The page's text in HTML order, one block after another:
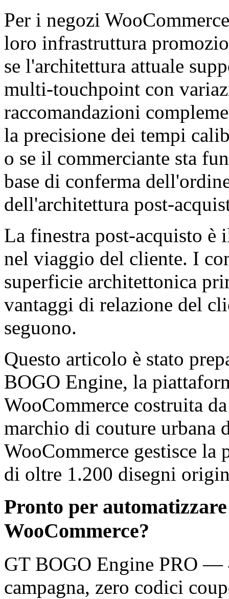
Per i negozi
loro infrastruttura
se l'architettura attuale
multi-touchpoint con
raccomandazioni
la precisione dei tempi
o se il commerciante sta
base di conferma
dell'architettura post-
La finestra post-acquisto
nel viaggio del cliente. I
superficie architettonica
vantaggi di relazione del
seguono.
Questo articolo è stato
BOGO Engine, la
WooCommerce costruita
marchio di couture urbana
WooCommerce gestisce la
di oltre 1.200 disegni
Pronto per
WooCommerce?
GT BOGO Engine PRO —
campagna, zero codici